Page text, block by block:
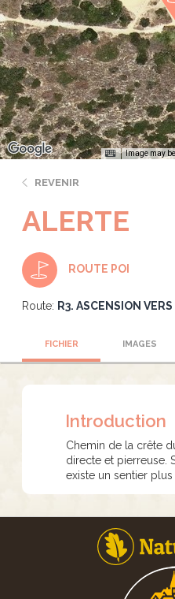
Image may
REVENIR
ALERTE
ROUTE POI
Route: R3. ASCENSION
FICHIER IMAGES
Introduction
Chemin de la crête
directe et pierreuse.
existe un sentier plus